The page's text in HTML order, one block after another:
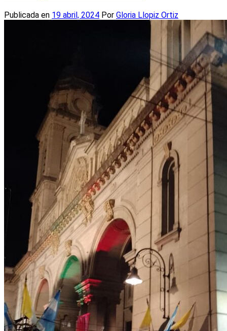
Publicada en 19 abril, 2024 Por Gloria Llopiz Ortiz